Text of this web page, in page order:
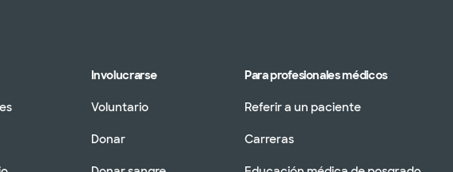
Involucrarse
Voluntario
Donar
Para profesionales médicos
Referir a un paciente
Carreras